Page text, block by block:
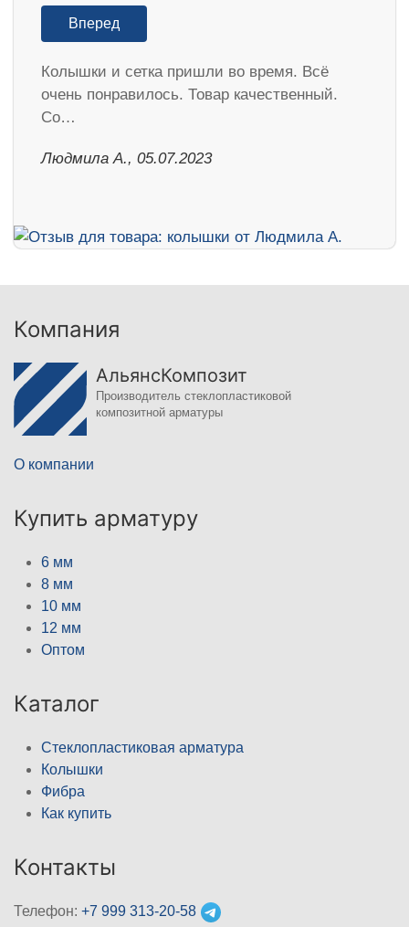
Вперед
Колышки и сетка пришли во время. Всё
очень понравилось. Товар качественный.
Со…
Людмила А., 05.07.2023
Компания
АльянсКомпозит
Производитель стеклопластиковой
композитной арматуры
О компании
Купить арматуру
6 мм
8 мм
10 мм
12 мм
Оптом
Каталог
Стеклопластиковая арматура
Колышки
Фибра
Как купить
Контакты
Телефон: +7 999 313-20-58